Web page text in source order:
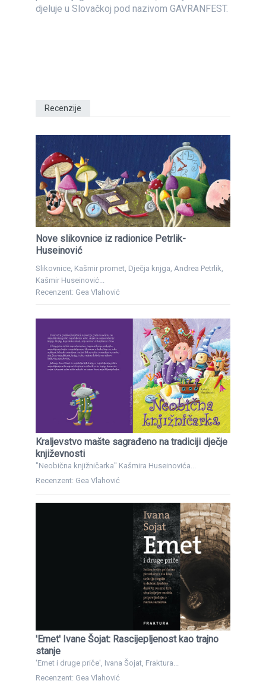
djeluje u Slovačkoj pod nazivom GAVRANFEST.
Recenzije
Nove slikovnice iz radionice Petrlik-
Huseinović
Slikovnice, Kašmir promet, Dječja knjga, Andrea Petrlik,
Kašmir Huseinović...
Recenzent: Gea Vlahović
Kraljevstvo mašte sagrađeno na tradiciji dječje
književnosti
"Neobična knjižničarka" Kašmira Huseinovića...
Recenzent: Gea Vlahović
'Emet' Ivane Šojat: Rascijepljenost kao trajno
stanje
'Emet i druge priče', Ivana Šojat, Fraktura...
Recenzent: Gea Vlahović